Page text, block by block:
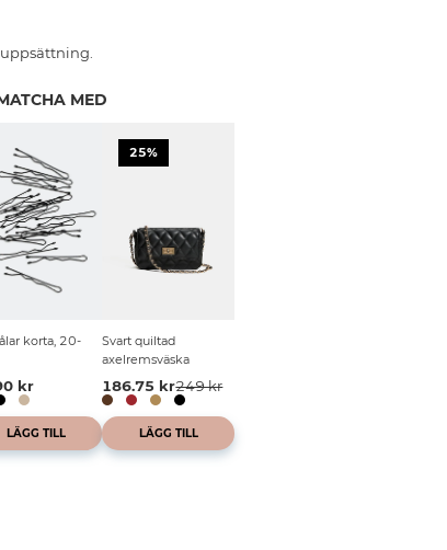
MED
korta, 20-
kr
LÄGG TILL
25%
Svart quiltad
axelremsväska
186.75 kr249 kr
LÄGG TILL